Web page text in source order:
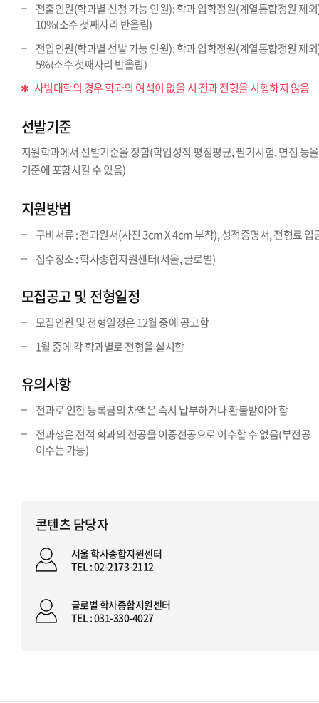
전출인원(학과별 신청 가능 인원): 학과 입학정원(계열통합정원 제
10%(소수 첫째자리 반올림)
전입인원(학과별 선발 가능 인원): 학과 입학정원(계열통합정원 제
5%(소수 첫째자리 반올림)
사범대학의 경우 학과의 여석이 없을 시 전과 전형을 시행하지 않음
선발기준
지원학과에서 선발기준을 정함(학업성적 평점평균, 필기시험, 면접 등을
기준에 포함시킬 수 있음)
지원방법
구비서류 : 전과원서(사진 3cm X 4cm 부착), 성적증명서, 전형료 입
접수장소 : 학사종합지원센터(서울, 글로벌)
모집공고 및 전형일정
모집인원 및 전형일정은 12월 중에 공고함
1월 중에 각 학과별로 전형을 실시함
유의사항
전과로 인한 등록금의 차액은 즉시 납부하거나 환불받아야 함
전과생은 전적 학과의 전공을 이중전공으로 이수할 수 없음(부전공
이수는 가능)
콘텐츠 담당자
서울 학사종합지원센터
TEL : 02-2173-2112
글로벌 학사종합지원센터
TEL : 031-330-4027